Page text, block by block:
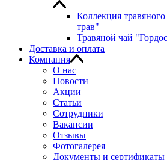
Коллекция
трав"
Травяной чай
Доставка и оплата
Компания
О нас
Новости
Акции
Статьи
Сотрудники
Вакансии
Отзывы
Фотогалерея
Документы и сертификаты